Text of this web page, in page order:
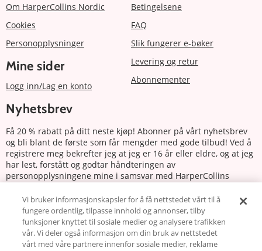
Om HarperCollins Nordic
Cookies
Personopplysninger
Mine sider
Logg inn/Lag en konto
Betingelsene
FAQ
Slik fungerer e-bøker
Levering og retur
Abonnementer
Nyhetsbrev
Få 20 % rabatt på ditt neste kjøp! Abonner på vårt nyhetsbrev
og bli blant de første som får mengder med gode tilbud! Ved å
registrere meg bekrefter jeg at jeg er 16 år eller eldre, og at jeg
har lest, forstått og godtar håndteringen av
personopplysningene mine i samsvar med HarperCollins
Abonnere
Følg oss
Vi bruker informasjonskapsler for å få nettstedet vårt til å
fungere ordentlig, tilpasse innhold og annonser, tilby
funksjoner knyttet til sosiale medier og analysere trafikken
vår. Vi deler også informasjon om din bruk av nettstedet
vårt med våre partnere innenfor sosiale medier, reklame